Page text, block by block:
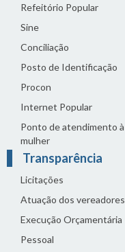
Refeitório Popular
Sine
Conciliação
Posto de Identificação
Procon
Internet Popular
Ponto de atendimento à
mulher
Transparência
Licitações
Atuação dos vereadores
Execução Orçamentária
Pessoal